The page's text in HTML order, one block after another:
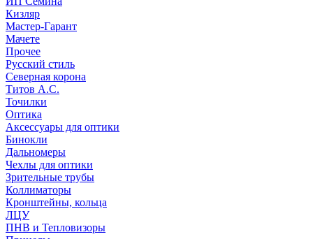
Кизляр
Мастер-Гарант
Мачете
Прочее
Русский стиль
Северная корона
Титов А.С.
Точилки
Оптика
Аксессуары для оптики
Бинокли
Дальномеры
Чехлы для оптики
Зрительные трубы
Коллиматоры
Кронштейны, кольца
ЛЦУ
ПНВ и Тепловизоры